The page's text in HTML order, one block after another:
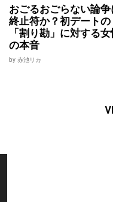
おごるおごらない論争
終止符か？初デートの
「割り勘」に対する
の本音
by 赤池リカ